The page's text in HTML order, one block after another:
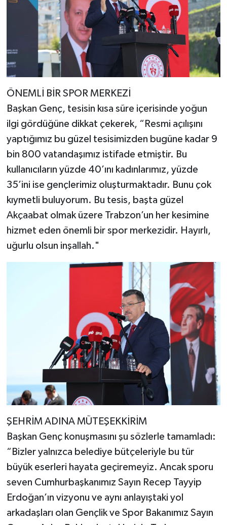
ÖNEMLİ BİR SPOR MERKEZİ
Başkan Genç, tesisin kısa süre içerisinde yoğun
ilgi gördüğüne dikkat çekerek, “Resmi açılışını
yaptığımız bu güzel tesisimizden bugüne kadar 9
bin 800 vatandaşımız istifade etmiştir. Bu
kullanıcıların yüzde 40’ını kadınlarımız, yüzde
35’ini ise gençlerimiz oluşturmaktadır. Bunu çok
kıymetli buluyorum. Bu tesis, başta güzel
Akçaabat olmak üzere Trabzon’un her kesimine
hizmet eden önemli bir spor merkezidir. Hayırlı,
uğurlu olsun inşallah."
ŞEHRİM ADINA MÜTEŞEKKİRİM
Başkan Genç konuşmasını şu sözlerle tamamladı:
“Bizler yalnızca belediye bütçeleriyle bu tür
büyük eserleri hayata geçiremeyiz. Ancak sporu
seven Cumhurbaşkanımız Sayın Recep Tayyip
Erdoğan’ın vizyonu ve aynı anlayıştaki yol
arkadaşları olan Gençlik ve Spor Bakanımız Sayın